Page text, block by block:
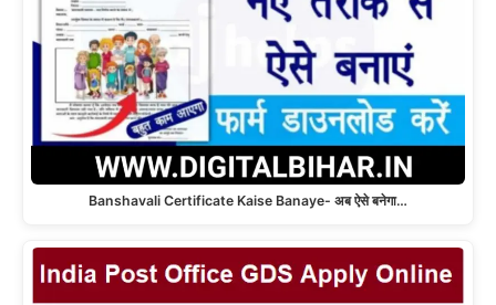
Banshavali Certificate Kaise Banaye- अब ऐसे बनेगा…